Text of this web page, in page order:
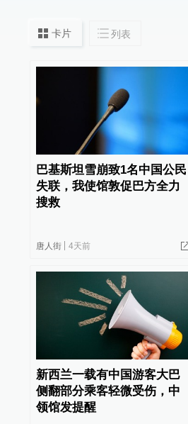
卡片 列表
巴基斯坦雪崩致1名中国公民
失联，我使馆敦促巴方全力
搜救
唐人街 4天前
新西兰一载有中国游客大巴
侧翻部分乘客轻微受伤，中
领馆发提醒